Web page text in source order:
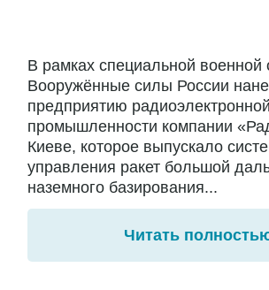
В рамках специальной военной
Вооружённые силы России
предприятию радиоэлектронной
промышленности компании
Киеве, которое выпускало
управления ракет большой
наземного базирования...
Читать